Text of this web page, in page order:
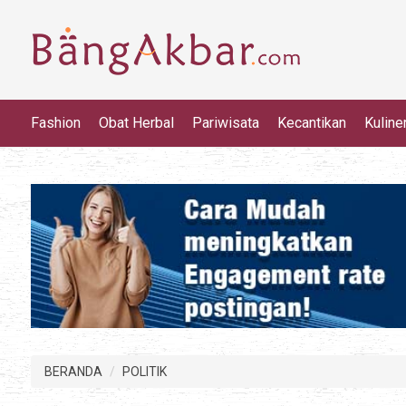
Fashion Obat Herbal Pariwisata Kecantikan
BERANDA POLITIK